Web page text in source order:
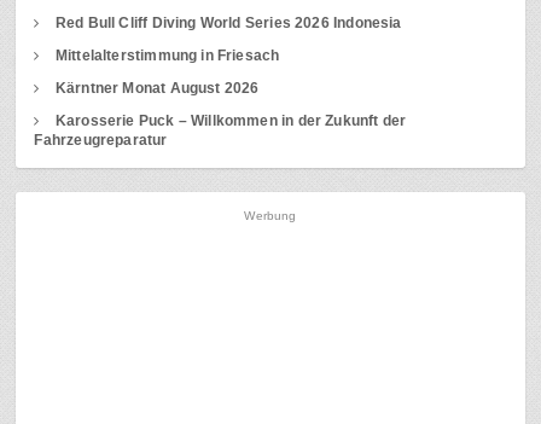
Red Bull Cliff Diving World Series 2026 Indonesia
Mittelalterstimmung in Friesach
Kärntner Monat August 2026
Karosserie Puck – Willkommen in der Zukunft der
Fahrzeugreparatur
Werbung